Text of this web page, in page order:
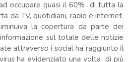
occupare quasi il 60% di tutta la
da TV, quotidiani, radio e internet.
la copertura da parte dei
sul totale delle notizie
attraverso i social ha raggiunto il
ha evidenziato una volta di più